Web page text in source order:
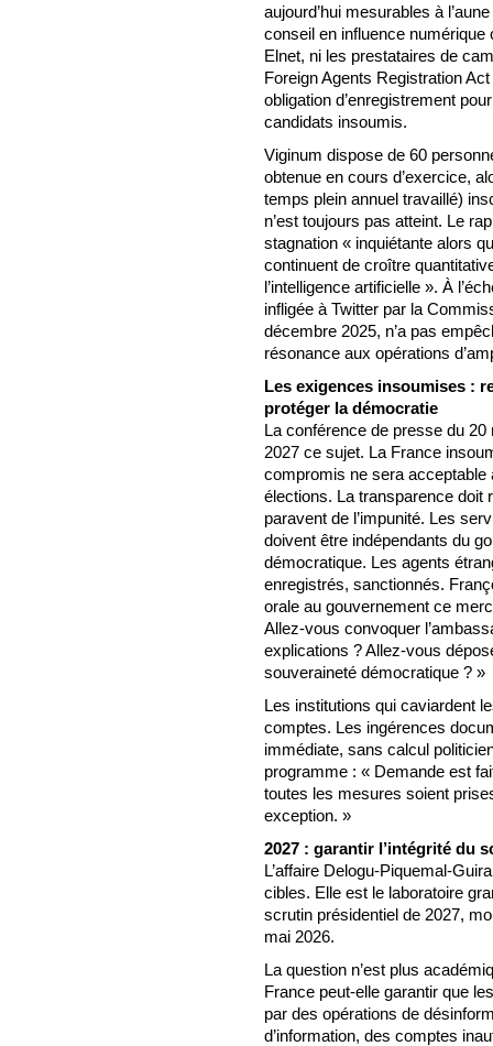
aujourd’hui mesurables à
conseil en influence
Elnet, ni les prestataires de
Foreign Agents Registration
obligation d’enregistrement
candidats insoumis.
Viginum dispose de 60
obtenue en cours d’exercice,
temps plein annuel travaillé)
n’est toujours pas atteint. Le
stagnation « inquiétante alors
continuent de croître
l’intelligence artificielle ». À
infligée à Twitter par la
décembre 2025, n’a pas
résonance aux opérations
Les exigences insoumises :
protéger la démocratie
La conférence de presse du 20
2027 ce sujet. La France
compromis ne sera
élections. La transparence doit
paravent de l’impunité. Les
doivent être indépendants du
démocratique. Les agents
enregistrés, sanctionnés.
orale au gouvernement ce
Allez-vous convoquer
explications ? Allez-vous
souveraineté démocratique ? »
Les institutions qui caviardent
comptes. Les ingérences
immédiate, sans calcul
programme : « Demande est
toutes les mesures soient
exception. »
2027 : garantir l’intégrité du
L’affaire Delogu-Piquemal-
cibles. Elle est le laboratoire
scrutin présidentiel de 2027,
mai 2026.
La question n’est plus
France peut-elle garantir que
par des opérations de
d’information, des comptes